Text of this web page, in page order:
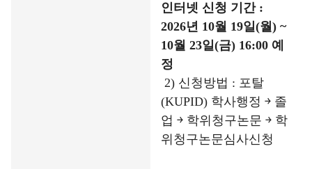
인터넷 신청 기간 :
2026년 10월 19일(월) ~
10월 23일(금) 16:00 예
정
2) 신청방법 : 포탈
(KUPID) 학사행정 ￫ 졸
업 ￫ 학위청구논문 ￫ 학
위청구논문심사신청